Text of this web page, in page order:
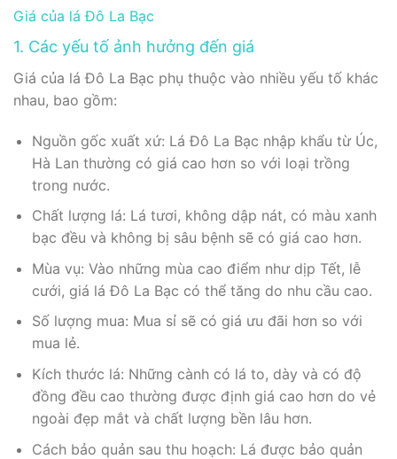
Giá của lá Đô La Bạc
1. Các yếu tố ảnh hưởng đến giá
Giá của lá Đô La Bạc phụ thuộc vào nhiều yếu tố khác
nhau, bao gồm:
Nguồn gốc xuất xứ: Lá Đô La Bạc nhập khẩu từ Úc,
Hà Lan thường có giá cao hơn so với loại trồng
trong nước.
Chất lượng lá: Lá tươi, không dập nát, có màu xanh
bạc đều và không bị sâu bệnh sẽ có giá cao hơn.
Mùa vụ: Vào những mùa cao điểm như dịp Tết, lễ
cưới, giá lá Đô La Bạc có thể tăng do nhu cầu cao.
Số lượng mua: Mua sỉ sẽ có giá ưu đãi hơn so với
mua lẻ.
Kích thước lá: Những cành có lá to, dày và có độ
đồng đều cao thường được định giá cao hơn do vẻ
ngoài đẹp mắt và chất lượng bền lâu hơn.
Cách bảo quản sau thu hoạch: Lá được bảo quản